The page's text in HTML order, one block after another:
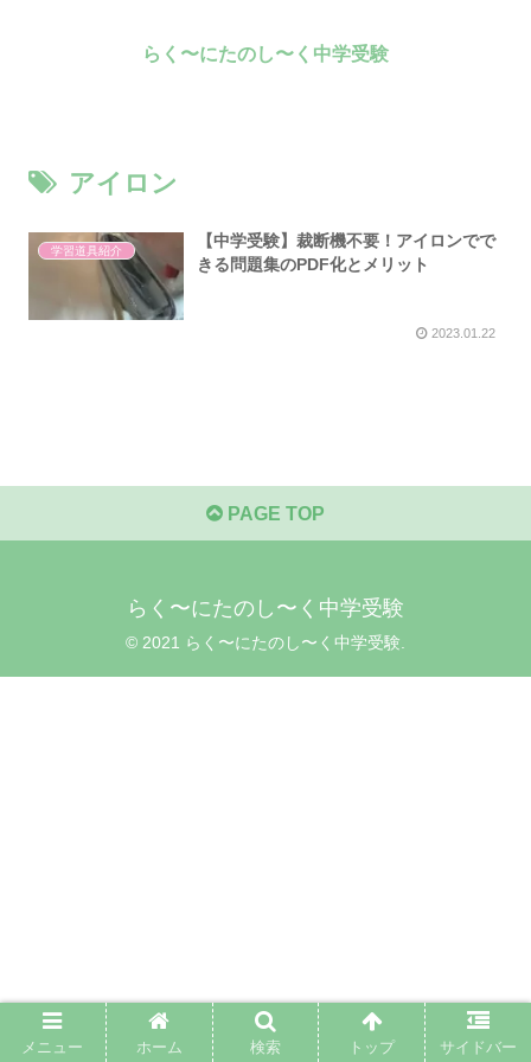
らく〜にたのし〜く中学受験
アイロン
学習道具紹介
【中学受験】裁断機不要！アイロンでで
きる問題集のPDF化とメリット
2023.01.22
PAGE TOP
らく〜にたのし〜く中学受験
© 2021 らく〜にたのし〜く中学受験.
メニュー ホーム 検索 トップ サイドバー